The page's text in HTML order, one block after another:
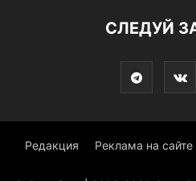
СЛЕДУЙ
Редакция Реклама на сайте